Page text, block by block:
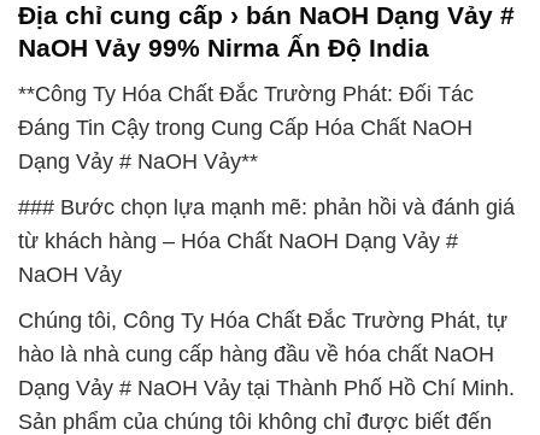
Địa chỉ cung cấp › bán NaOH Dạng Vảy #
NaOH Vảy 99% Nirma Ấn Độ India
**Công Ty Hóa Chất Đắc Trường Phát: Đối Tác
Đáng Tin Cậy trong Cung Cấp Hóa Chất NaOH
Dạng Vảy # NaOH Vảy**
### Bước chọn lựa mạnh mẽ: phản hồi và đánh giá
từ khách hàng – Hóa Chất NaOH Dạng Vảy #
NaOH Vảy
Chúng tôi, Công Ty Hóa Chất Đắc Trường Phát, tự
hào là nhà cung cấp hàng đầu về hóa chất NaOH
Dạng Vảy # NaOH Vảy tại Thành Phố Hồ Chí Minh.
Sản phẩm của chúng tôi không chỉ được biết đến